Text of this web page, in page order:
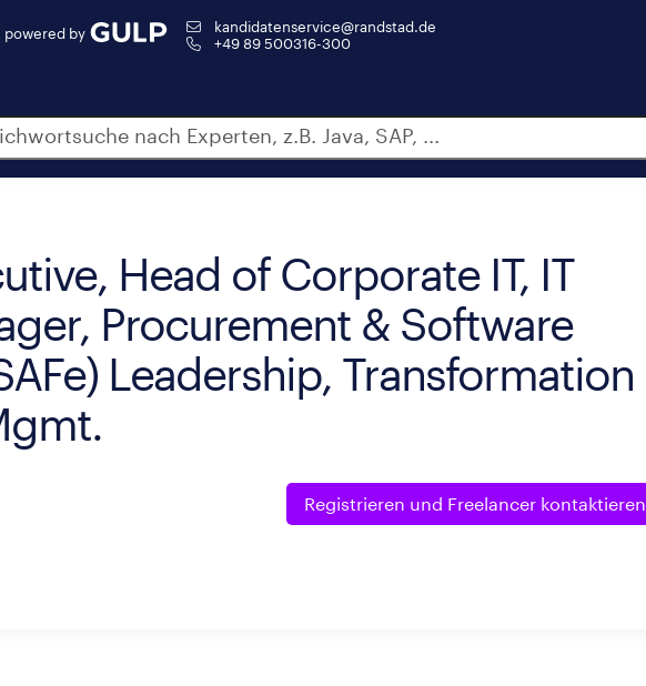
powered by
kandidatenservice@randstad.de
+49 89 500316-300
Head of Corporate IT, IT
Procurement & Software
Leadership, Transformation
Registrieren und Freelancer kontaktieren